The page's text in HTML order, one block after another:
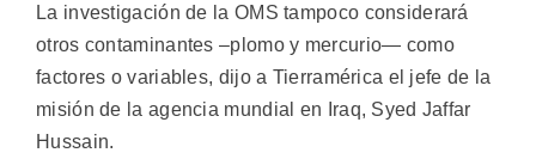
La investigación de la OMS tampoco considerará
otros contaminantes –plomo y mercurio— como
factores o variables, dijo a Tierramérica el jefe de la
misión de la agencia mundial en Iraq, Syed Jaffar
Hussain.